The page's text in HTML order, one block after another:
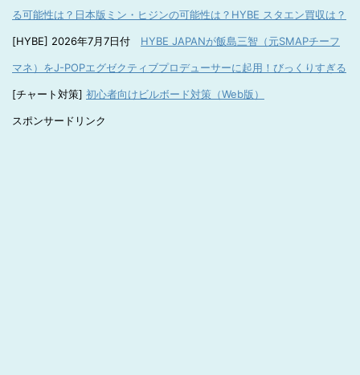
る可能性は？日本版ミン・ヒジンの可能性は？HYBE スタエン買収は？
[HYBE] 2026年7月7日付 HYBE JAPANが飯島三智（元SMAPチーフ
マネ）をJ-POPエグゼクティブプロデューサーに起用！びっくりすぎる
[チャート対策] 初心者向けビルボード対策（Web版）
スポンサードリンク